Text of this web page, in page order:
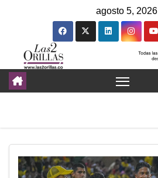
agosto 5, 2026